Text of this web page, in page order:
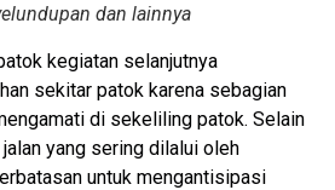
dan lainnya
kegiatan selanjutnya
sekitar patok karena sebagian
di sekeliling patok. Selain
yang sering dilalui oleh
untuk mengantisipasi